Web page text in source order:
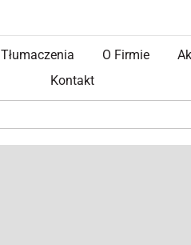
Tłumaczenia O Firmie
Kontakt